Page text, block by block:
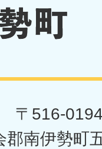
〒516-
郡南伊勢町